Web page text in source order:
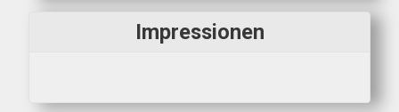
Impressionen